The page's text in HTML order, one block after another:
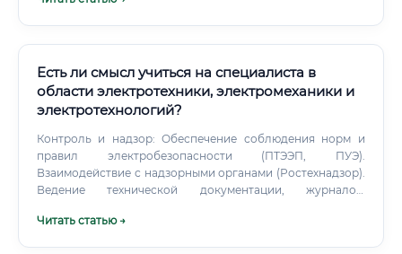
Есть ли смысл учиться на специалиста в
области электротехники, электромеханики и
электротехнологий?
Контроль и надзор: Обеспечение соблюдения норм и
правил электробезопасности (ПТЭЭП, ПУЭ).
Взаимодействие с надзорными органами (Ростехнадзор).
Ведение технической документации, журналов,
Читать статью →